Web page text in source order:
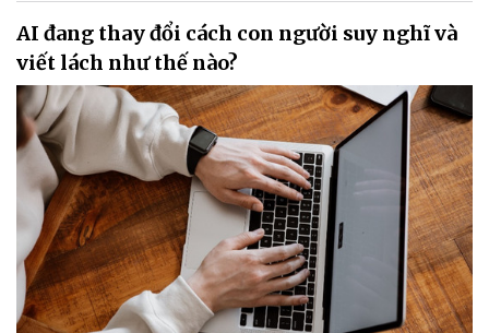
AI đang thay đổi cách con người suy nghĩ và
viết lách như thế nào?